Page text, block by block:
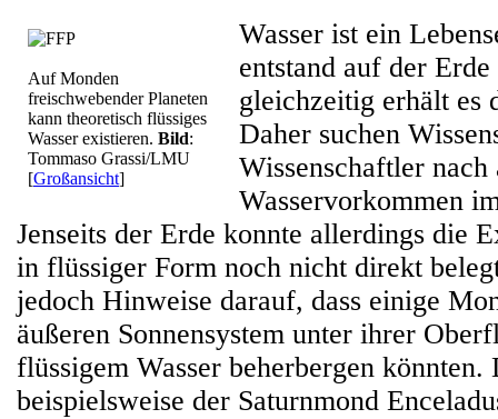
Auf Monden
freischwebender Planeten
kann theoretisch flüssiges
Wasser existieren. Bild:
Tommaso Grassi/LMU
[Großansicht]
Wasser ist ein
entstand auf der
gleichzeitig erhält es
Daher suchen
Wissenschaftler nach
Wasservorkommen
Jenseits der Erde konnte allerdings die
in flüssiger Form noch nicht direkt
jedoch Hinweise darauf, dass einige
äußeren Sonnensystem unter ihrer
flüssigem Wasser beherbergen könnten.
beispielsweise der Saturnmond